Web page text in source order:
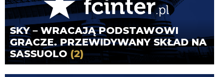
SKY – WRACAJĄ PODSTAWOWI
GRACZE. PRZEWIDYWANY SKŁAD NA
SASSUOLO (2)